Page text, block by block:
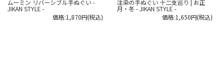
ムーミン リバーシブル手ぬぐい -
JIKAN STYLE -
価格:1,870円(税込)
注染の手ぬぐい 十二支巡り | お正
月・冬 - JIKAN STYLE -
価格:1,650円(税込)